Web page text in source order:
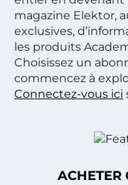
magazine Elektor,
exclusives,
les produits
Choisissez un
commencez à
Connectez-vous ici
ACHETER